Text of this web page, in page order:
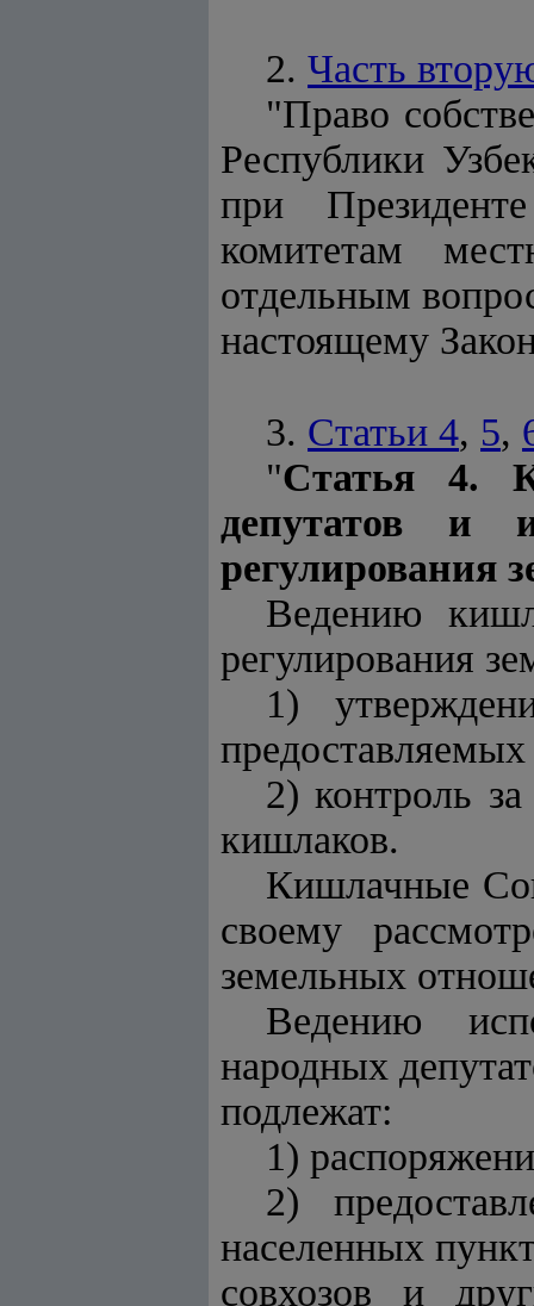
2. Часть
"Право
Республики
при
комитетам
отдельным
настоящему
3. Статьи 4, 5,
"Статья 4.
депутатов и
регулирования
Ведению
регулирования
1)
предоставляемых
2) контроль
кишлаков.
Кишлачные
своему
земельных
Ведению
народных
подлежат:
1)
2)
населенных
совхозов и